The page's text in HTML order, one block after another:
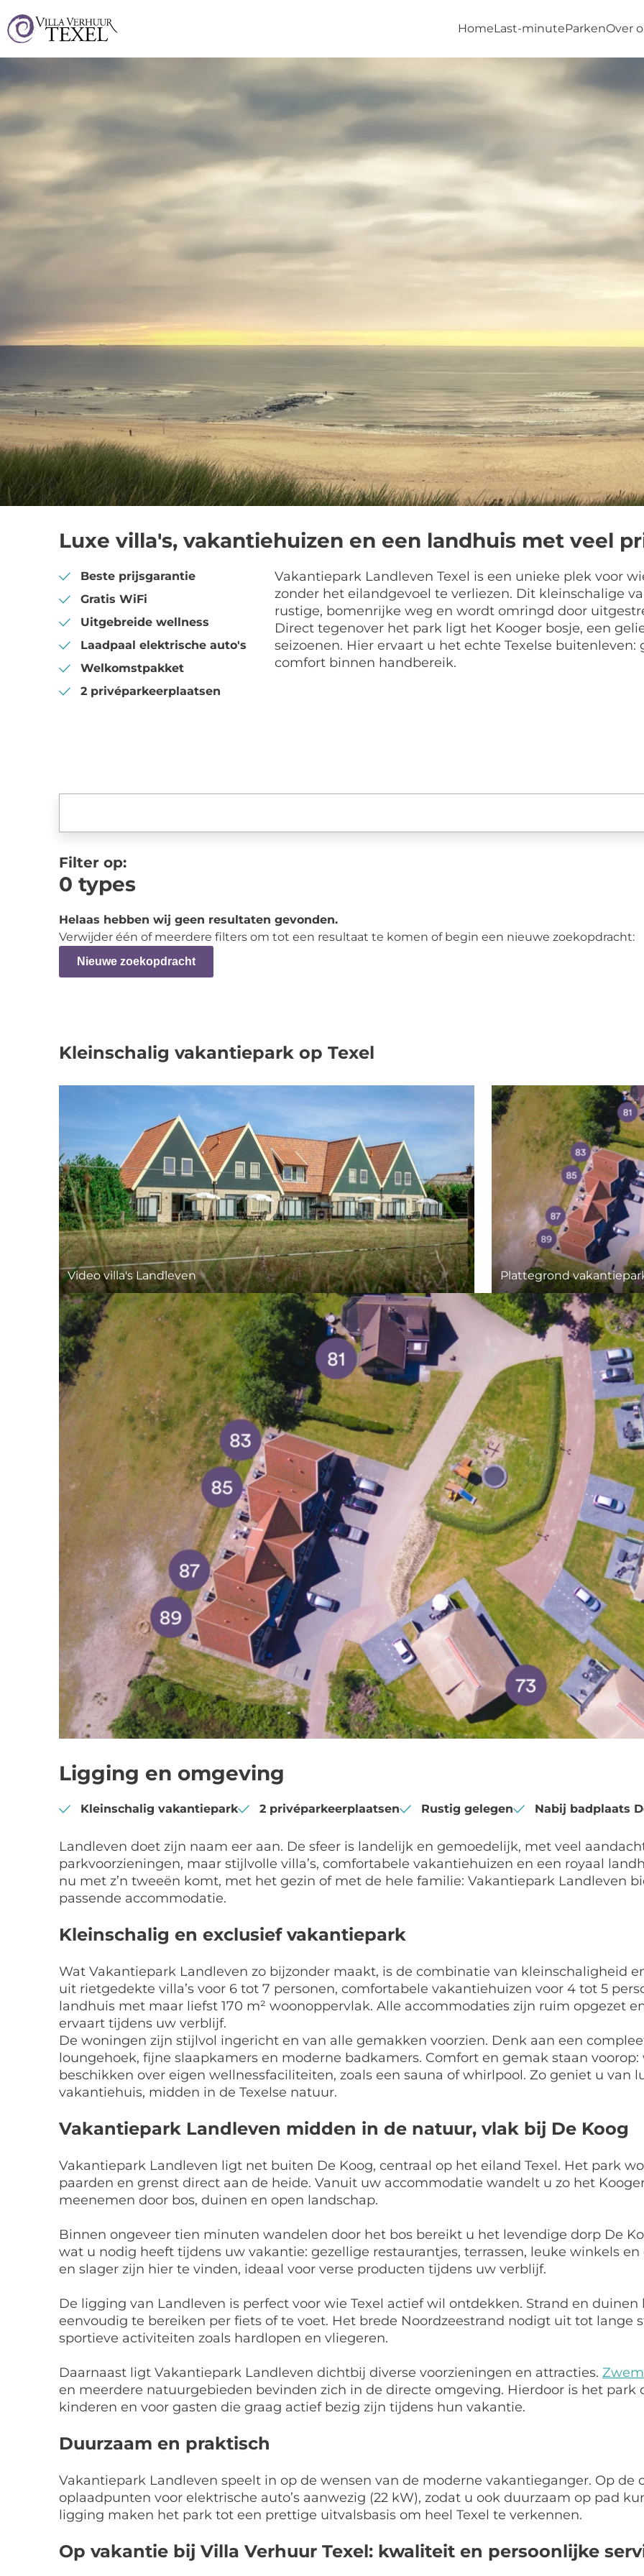
HomeLast-minuteParkenOver
Luxe villa's, vakantiehuizen en een landhuis met veel
Vakantiepark Landleven Texel is een unieke plek voor
zonder het eilandgevoel te verliezen. Dit kleinschalige
rustige, bomenrijke weg en wordt omringd door
Direct tegenover het park ligt het Kooger bosje, een
seizoenen. Hier ervaart u het echte Texelse
comfort binnen handbereik.
Beste prijsgarantie
Gratis WiFi
Uitgebreide wellness
Laadpaal elektrische auto's
Welkomstpakket
2 privéparkeerplaatsen
Filter op:
0 types
Helaas hebben wij geen resultaten gevonden.
Verwijder één of meerdere filters om tot een resultaat te komen of begin een nieuwe zoekopdracht:
Nieuwe zoekopdracht
Kleinschalig vakantiepark op Texel
Video villa's Landleven Plattegrond
Ligging en omgeving
Landleven doet zijn naam eer aan. De sfeer is landelijk en gemoedelijk, met veel
parkvoorzieningen, maar stijlvolle villa’s, comfortabele vakantiehuizen en een royaal
nu met z’n tweeën komt, met het gezin of met de hele familie: Vakantiepark Landleven
passende accommodatie.
Kleinschalig en exclusief vakantiepark
Wat Vakantiepark Landleven zo bijzonder maakt, is de combinatie van kleinschaligheid
uit rietgedekte villa’s voor 6 tot 7 personen, comfortabele vakantiehuizen voor 4 tot 5
landhuis met maar liefst 170 m² woonoppervlak. Alle accommodaties zijn ruim opgezet
ervaart tijdens uw verblijf.
De woningen zijn stijlvol ingericht en van alle gemakken voorzien. Denk aan een
loungehoek, fijne slaapkamers en moderne badkamers. Comfort en gemak staan
beschikken over eigen wellnessfaciliteiten, zoals een sauna of whirlpool. Zo geniet u van
vakantiehuis, midden in de Texelse natuur.
Vakantiepark Landleven midden in de natuur, vlak bij De Koog
Vakantiepark Landleven ligt net buiten De Koog, centraal op het eiland Texel. Het park
paarden en grenst direct aan de heide. Vanuit uw accommodatie wandelt u zo het
meenemen door bos, duinen en open landschap.
Binnen ongeveer tien minuten wandelen door het bos bereikt u het levendige dorp De
wat u nodig heeft tijdens uw vakantie: gezellige restaurantjes, terrassen, leuke winkels
en slager zijn hier te vinden, ideaal voor verse producten tijdens uw verblijf.
De ligging van Landleven is perfect voor wie Texel actief wil ontdekken. Strand en
eenvoudig te bereiken per fiets of te voet. Het brede Noordzeestrand nodigt uit tot lange
sportieve activiteiten zoals hardlopen en vliegeren.
Daarnaast ligt Vakantiepark Landleven dichtbij diverse voorzieningen en attracties.
en meerdere natuurgebieden bevinden zich in de directe omgeving. Hierdoor is het park
kinderen en voor gasten die graag actief bezig zijn tijdens hun vakantie.
Duurzaam en praktisch
Vakantiepark Landleven speelt in op de wensen van de moderne vakantieganger. Op de
oplaadpunten voor elektrische auto’s aanwezig (22 kW), zodat u ook duurzaam op pad
ligging maken het park tot een prettige uitvalsbasis om heel Texel te verkennen.
Op vakantie bij Villa Verhuur Texel: kwaliteit en persoonlijke
Kleinschalig vakantiepark 2 privéparkeerplaatsen Rustig gelegen Nabij badplaats